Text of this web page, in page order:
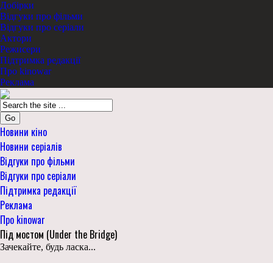
Добірки
Відгуки про фільми
Відгуки про серіали
Актори
Режисери
Підтримка редакції
Про kinowar
Реклама
Go
Новини кіно
Новини серіалів
Відгуки про фільми
Відгуки про серіали
Підтримка редакції
Реклама
Про kinowar
Під мостом (Under the Bridge)
Зачекайте, будь ласка...